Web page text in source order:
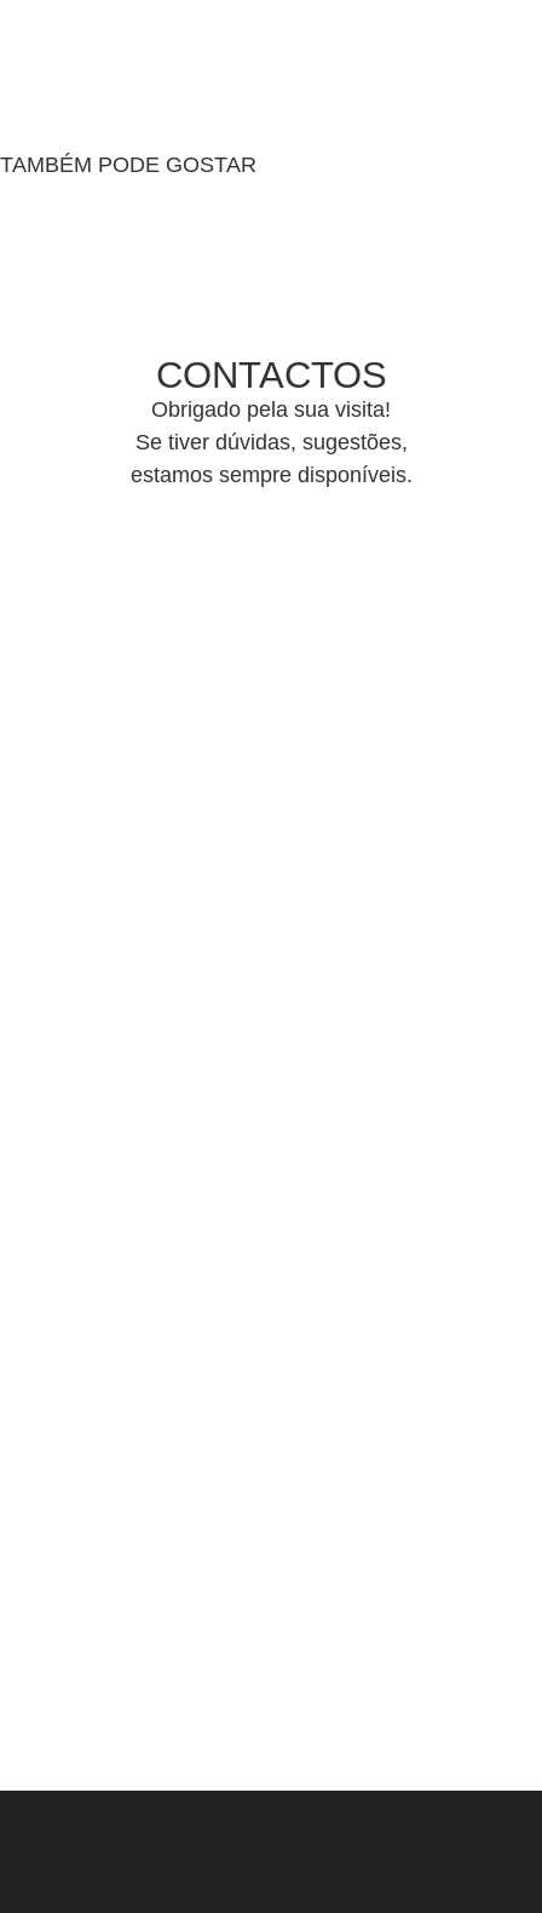
TAMBÉM PODE GOSTAR
CONTACTOS
Obrigado pela sua visita!
Se tiver dúvidas, sugestões,
estamos sempre disponíveis.